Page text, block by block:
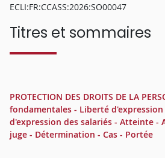
ECLI:FR:CCASS:2026:SO00047
Titres et sommaires
PROTECTION DES DROITS DE LA
fondamentales - Liberté d'expression
d'expression des salariés - Atteinte -
juge - Détermination - Cas - Portée